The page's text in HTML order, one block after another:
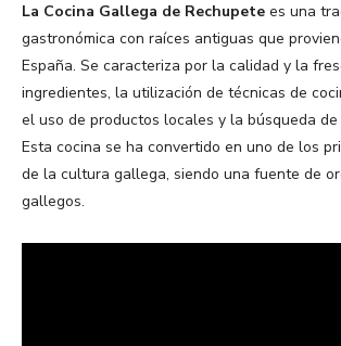
La Cocina Gallega de Rechupete es una
gastronómica con raíces antiguas que
España. Se caracteriza por la calidad y la
ingredientes, la utilización de técnicas de
el uso de productos locales y la búsqueda de
Esta cocina se ha convertido en uno de los
de la cultura gallega, siendo una fuente de
gallegos.